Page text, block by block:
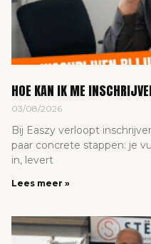
HOE KAN IK ME
03/08/2026
Bij Easzy verloopt
paar concrete stappen: je
in, levert
Lees meer »